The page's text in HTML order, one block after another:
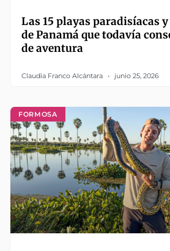
Las 15 playas paradisíacas
de Panamá que todavía
de aventura
Claudia Franco Alcántara junio 25, 2026
FORMOSA